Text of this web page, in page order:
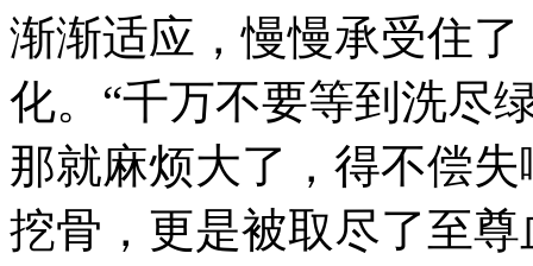
渐渐适应，慢慢承受住
化。“千万不要等到洗尽
那就麻烦大了，得不偿
挖骨，更是被取尽了至